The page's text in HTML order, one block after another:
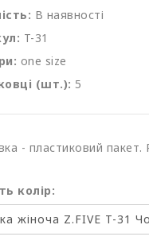
В наявності
T-31
one size
(шт.): 5
- пластиковий пакет.
колір: